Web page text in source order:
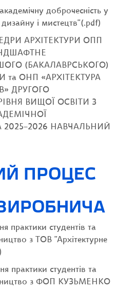
доброчесність у
дизайну і мистецтв"(.pdf)
АРХІТЕКТУРИ ОПП
(БАКАЛАВРСЬКОГО)
та ОНП «АРХІТЕКТУРА
ДРУГОГО
ВИЩОЇ ОСВІТИ З
НАВЧАЛЬНИЙ
ПРОЦЕС
практики студентів та
з ТОВ "Архітектурне
практики студентів та
з ФОП КУЗЬМЕНКО